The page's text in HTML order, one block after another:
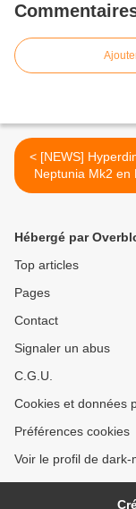
< [NEWS] Hyperdimension
Neptunia Mk2 en
pour février
Hébergé par
Top articles
Pages
Contact
Signaler un abus
C.G.U.
Cookies et données
Préférences cookies
Voir le profil de